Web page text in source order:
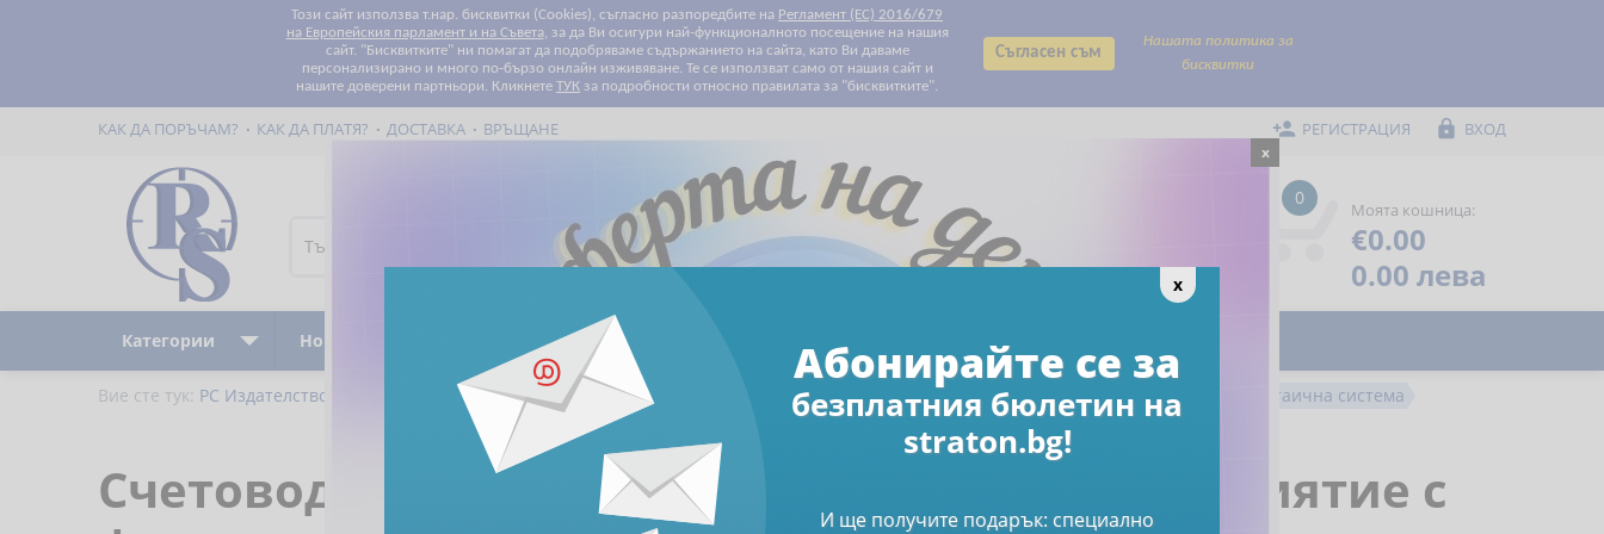
Съгласен съм
Нашата политика за
бисквитки
Този сайт използва т.нар. бисквитки (Cookies), съгласно разпоредбите на Регламент (ЕС) 2016/679
на Европейския парламент и на Съвета, за да Ви осигури най-функционалното посещение на нашия
сайт. "Бисквитките" ни помагат да подобряваме съдържанието на сайта, като Ви даваме
персонализирано и много по-бързо онлайн изживяване. Те се използват само от нашия сайт и
нашите доверени партньори. Кликнете ТУК за подробности относно правилата за "бисквитките".
КАК ДА ПОРЪЧАМ? КАК ДА ПЛАТЯ? ДОСТАВКА ВРЪЩАНЕ  РЕГИСТРАЦИЯ  ВХОД
Всички категории
Всички категории
Данъчно облагане и такси
Електронни книги
Електронни списания
За Вашите деца и внуци
За родители
За храната с любов
Клубни карти и ваучери
Печатни списания
Продажби и маркетинг
Професионални умения
Свободно време
Счетоводство
Труд и осигуряване
Финанси и инвестиции
Човешки ресурси Предпочитани
0
Моята кошница:
€0.00
0.00 лева
Категории Ново Намаления
Вие сте тук: РС Издателство и Бизнес Консултации Счетоводство Счетоводно отчитане на дейността на предприятие с фотоволтаична система
Счетоводно отчитане на дейността на предприятие с
x
Абонирайте се за
безплатния бюлетин на
straton.bg!
И ще получите подарък: специално
x